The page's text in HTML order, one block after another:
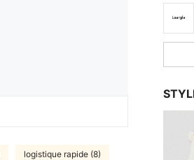
logistique rapide (8)